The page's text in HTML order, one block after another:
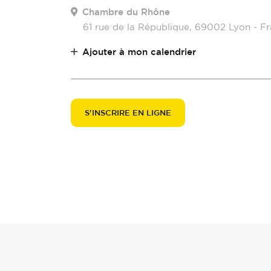
Chambre du Rhône
61 rue de la République, 69002 Lyon -
Ajouter à mon calendrier
S'INSCRIRE EN LIGNE